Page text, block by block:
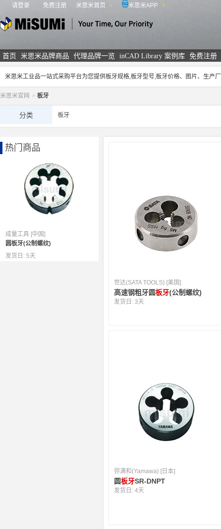
请登录 免费注册 米思米首页 米思米APP
首页 米思米品牌商品 代理品牌一览 inCAD Library 案例库 免费注册
米思米工业品一站式采购平台为您提供板牙规格,板牙型号,板牙价格、图片、生
米思米官网 > 板牙
分类 板牙
热门商品
成量工具 [中国]
圆板牙(公制螺纹)
发货日: 5天
世达(SATA TOOLS) [美国]
高速钢粗牙圆板牙(公制螺纹)
发货日:3天
弥满和(Yamawa) [日本]
圆板牙SR-DNPT
发货日:4天